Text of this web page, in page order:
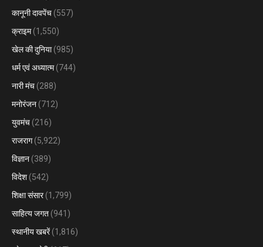
कानूनी दावपेंच (557)
क्राइम(1,550)
खेल की दुनिया(985)
धर्म एवं अध्यात्म(744)
नारी मंच (288)
मनोरंजन (712)
युवमंच (216)
राजराग(5,922)
विज्ञान (389)
विदेश (542)
शिक्षा संसार(1,799)
साहित्य जगत (941)
स्थानीय खबरें(1,816)